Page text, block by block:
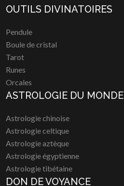
OUTILS DIVINATOIRES
Pendule
Boule de cristal
Tarot
Runes
Orcales
ASTROLOGIE DU MONDE
Astrologie chinoise
Astrologie celtique
Astrologie aztèque
Astrologie égyptienne
Astrologie tibétaine
DON DE VOYANCE